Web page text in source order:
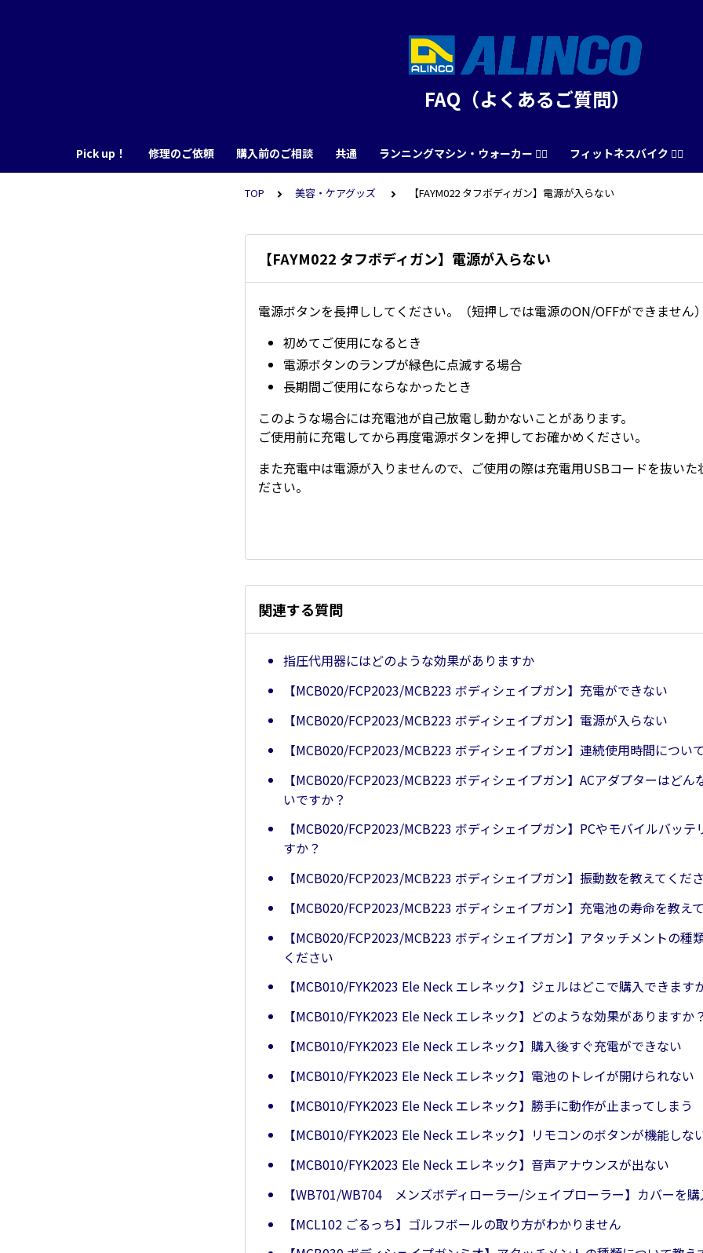
FAQ（よくあるご質問）
Pick up！ 修理のご依頼 購入前のご相談 共通 ランニングマシン・ウォーカー 🏃‍♀️ フィットネスバイク 🚴‍♂️
TOP 美容・ケアグッズ 【FAYM022 タフボディガン】電源が入らない
【FAYM022 タフボディガン】電源が入らない
電源ボタンを長押ししてください。（短押しでは電源のON/OFFができません）
初めてご使用になるとき
電源ボタンのランプが緑色に点滅する場合
長期間ご使用にならなかったとき
このような場合には充電池が自己放電し動かないことがあります。
ご使用前に充電してから再度電源ボタンを押してお確かめください。
また充電中は電源が入りませんので、ご使用の際は充電用USBコードを抜いた
ださい。
関連する質問
指圧代用器にはどのような効果がありますか
【MCB020/FCP2023/MCB223 ボディシェイプガン】充電ができない
【MCB020/FCP2023/MCB223 ボディシェイプガン】電源が入らない
【MCB020/FCP2023/MCB223 ボディシェイプガン】連続使用時間について
【MCB020/FCP2023/MCB223 ボディシェイプガン】ACアダプターはどん
いですか？
【MCB020/FCP2023/MCB223 ボディシェイプガン】PCやモバイルバッテ
すか？
【MCB020/FCP2023/MCB223 ボディシェイプガン】振動数を教えてくだ
【MCB020/FCP2023/MCB223 ボディシェイプガン】充電池の寿命を教え
【MCB020/FCP2023/MCB223 ボディシェイプガン】アタッチメントの種
ください
【MCB010/FYK2023 Ele Neck エレネック】ジェルはどこで購入できます
【MCB010/FYK2023 Ele Neck エレネック】どのような効果がありますか？
【MCB010/FYK2023 Ele Neck エレネック】購入後すぐ充電ができない
【MCB010/FYK2023 Ele Neck エレネック】電池のトレイが開けられない
【MCB010/FYK2023 Ele Neck エレネック】勝手に動作が止まってしまう
【MCB010/FYK2023 Ele Neck エレネック】リモコンのボタンが機能しな
【MCB010/FYK2023 Ele Neck エレネック】音声アナウンスが出ない
【WB701/WB704 メンズボディローラー/シェイプローラー】カバーを
【MCL102 ごるっち】ゴルフボールの取り方がわかりません